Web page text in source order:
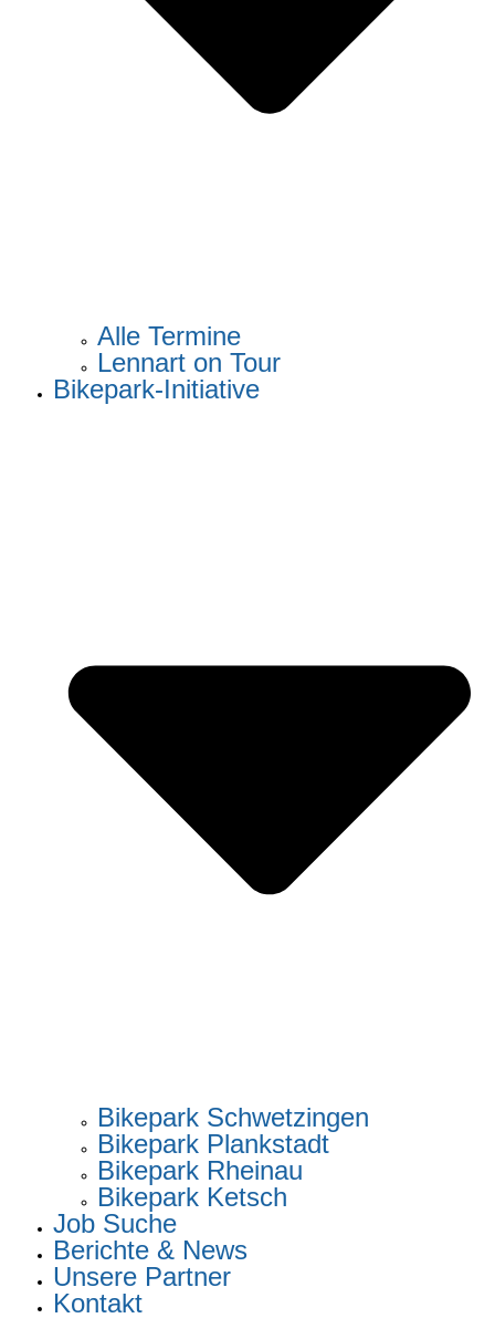
Alle Termine
Lennart on Tour
Bikepark-Initiative
Bikepark Schwetzingen
Bikepark Plankstadt
Bikepark Rheinau
Bikepark Ketsch
Job Suche
Berichte & News
Unsere Partner
Kontakt